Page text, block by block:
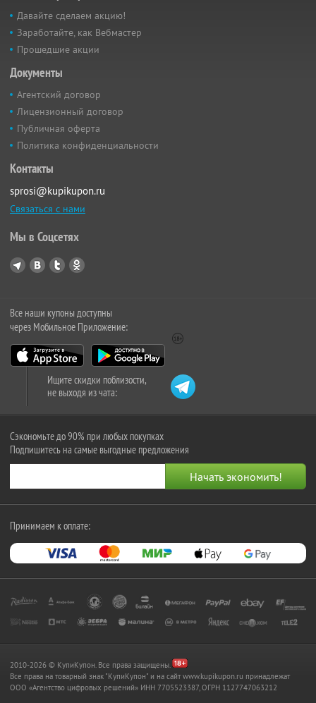
Давайте сделаем акцию!
Заработайте, как Вебмастер
Прошедшие акции
Документы
Агентский договор
Лицензионный договор
Публичная оферта
Политика конфиденциальности
Контакты
sprosi@kupikupon.ru
Связаться с нами
Мы в Соцсетях
Все наши купоны доступны
через Мобильное Приложение:
Ищите скидки поблизости,
не выходя из чата:
Сэкономьте до 90% при любых покупках
Подпишитесь на самые выгодные предложения
Принимаем к оплате:
2010-2026 © КупиКупон. Все права защищены.
Все права на товарный знак "КупиКупон" и на сайт www.kupikupon.ru принадлежат
OOO «Агентство цифровых решений» ИНН 7705523387, ОГРН 1127747063212